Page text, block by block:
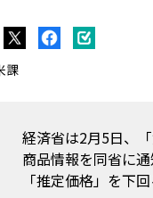
課
経済省は2月5日、
商品情報を同省に
「推定価格」を下